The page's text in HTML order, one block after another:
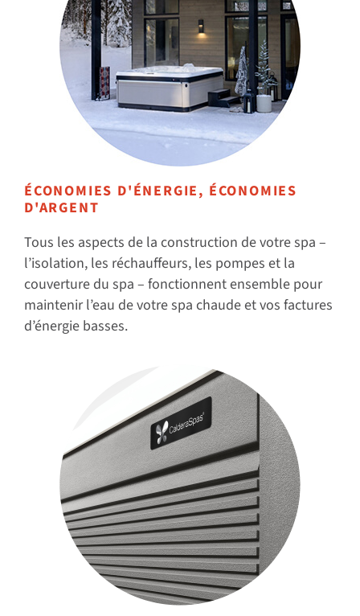
ÉCONOMIES D'ÉNERGIE, ÉCONOMIES
D'ARGENT
Tous les aspects de la construction de votre spa –
l’isolation, les réchauffeurs, les pompes et la
couverture du spa – fonctionnent ensemble pour
maintenir l’eau de votre spa chaude et vos factures
d’énergie basses.